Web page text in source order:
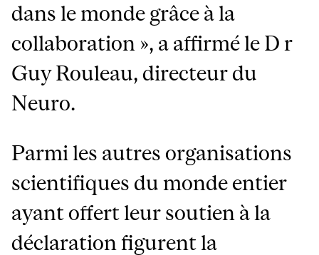
dans le monde grâce à la
collaboration », a affirmé le D r
Guy Rouleau, directeur du
Neuro.
Parmi les autres organisations
scientifiques du monde entier
ayant offert leur soutien à la
déclaration figurent la